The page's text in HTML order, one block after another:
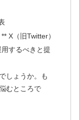
X（旧Twitter）
用するべきと提
しょうか。も
むところで